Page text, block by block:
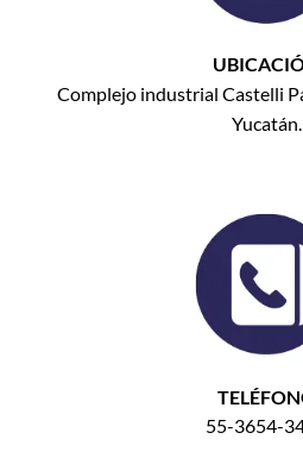
Complejo industrial Castelli
Yucatán.
55-3654-